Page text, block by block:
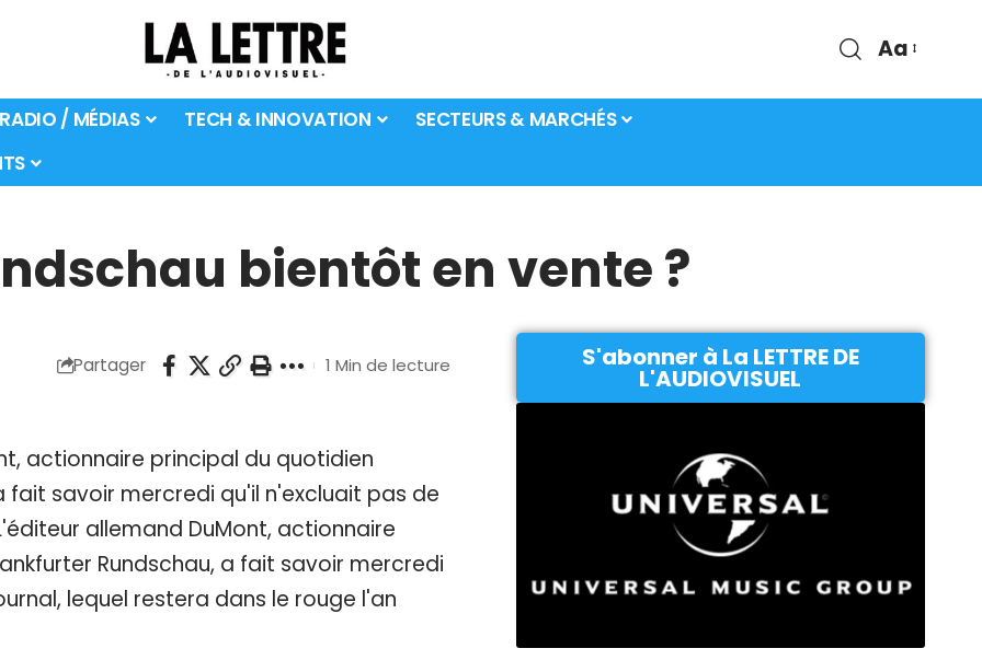
Aa
/ MÉDIAS TECH & INNOVATION
SECTEURS & MARCHÉS
bientôt en vente ?
Partager 1 Min de lecture
actionnaire principal du quotidien
fait savoir mercredi qu'il n'excluait pas de
allemand DuMont, actionnaire
Rundschau, a fait savoir mercredi
lequel restera dans le rouge l'an
S'abonner à La LETTRE DE
L'AUDIOVISUEL